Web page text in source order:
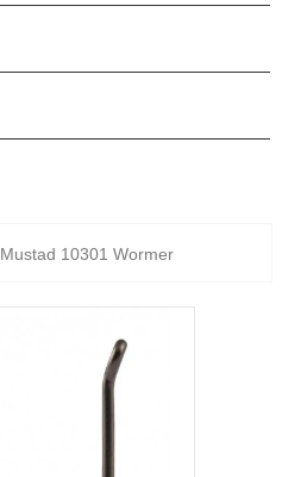
Mustad 10301 Wormer